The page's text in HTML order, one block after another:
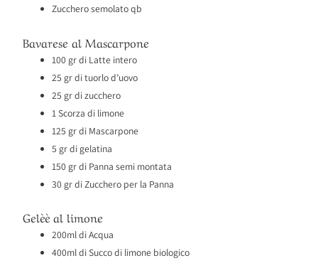
Zucchero semolato qb
Bavarese al Mascarpone
100 gr di Latte intero
25 gr di tuorlo d’uovo
25 gr di zucchero
1 Scorza di limone
125 gr di Mascarpone
5 gr di gelatina
150 gr di Panna semi montata
30 gr di Zucchero per la Panna
Gelèè al limone
200ml di Acqua
400ml di Succo di limone biologico